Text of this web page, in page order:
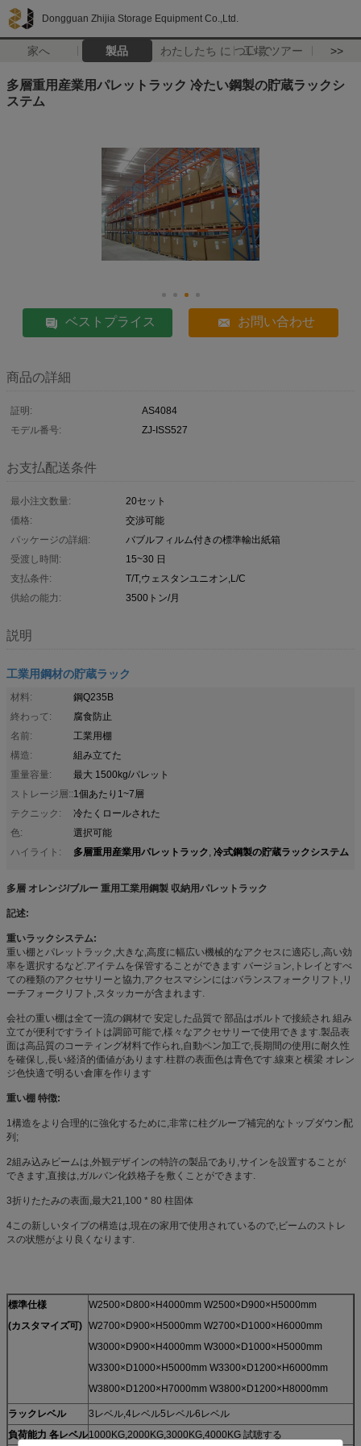
Dongguan Zhijia Storage Equipment Co.,Ltd.
家へ 製品 わたしたち に つい て工場 ツアー >>
多層重用産業用パレットラック 冷たい鋼製の貯蔵ラックシ
ステム
ベストプライス お問い合わせ
商品の詳細
証明:
AS4084
モデル番号:
ZJ-ISS527
お支払配送条件
最小注文数量:
20セット
価格:
交渉可能
パッケージの詳細:
バブルフィルム付きの標準輸出紙箱
受渡し時間:
15~30 日
支払条件:
T/T,ウェスタンユニオン,L/C
供給の能力:
3500トン/月
説明
工業用鋼材の貯蔵ラック
材料:
鋼Q235B
終わって:
腐食防止
名前:
工業用棚
構造:
組み立てた
重量容量:
最大 1500kg/パレット
ストレージ層::1個あたり1~7層
テクニック:
冷たくロールされた
色:
選択可能
ハイライト:
多層重用産業用パレットラック, 冷式鋼製の貯蔵ラックシステム
多層 オレンジ/ブルー 重用工業用鋼製 収納用パレットラック
記述:
重いラックシステム:
重い棚とパレットラック,大きな,高度に幅広い機械的なアクセスに適応し,高い効
率を選択するなど.アイテムを保管することができます バージョン,トレイとすべ
ての種類のアクセサリーと協力,アクセスマシンには:バランスフォークリフト,リ
ーチフォークリフト,スタッカーが含まれます.
会社の重い棚は全て一流の鋼材で 安定した品質で 部品はボルトで接続され 組み
立てが便利ですライトは調節可能で,様々なアクセサリーで使用できます.製品表
面は高品質のコーティング材料で作られ,自動ペン加工で,長期間の使用に耐久性
を確保し,長い経済的価値があります.柱群の表面色は青色です.線束と横梁 オレン
ジ色快適で明るい倉庫を作ります
重い棚 特徴:
1構造をより合理的に強化するために,非常に柱グループ補完的なトップダウン配
列;
2組み込みビームは,外観デザインの特許の製品であり,サインを設置することが
できます,直接は,ガルバン化鉄格子を敷くことができます.
3折りたたみの表面,最大21,100 * 80 柱固体
4この新しいタイプの構造は,現在の家用で使用されているので,ビームのストレ
スの状態がより良くなります.
標準仕様
(カスタマイズ可)
W2500×D800×H4000mm W2500×D900×H5000mm
W2700×D900×H5000mm W2700×D1000×H6000mm
W3000×D900×H4000mm W3000×D1000×H5000mm
W3300×D1000×H5000mm W3300×D1200×H6000mm
W3800×D1200×H7000mm W3800×D1200×H8000mm
ラックレベル
3レベル,4レベル5レベル6レベル
負荷能力 各レベル1000KG,2000KG,3000KG,4000KG 試聴する